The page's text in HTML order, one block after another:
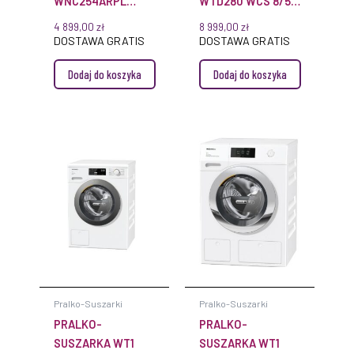
SERIE 8
4 899,00 zł
DOSTAWA GRATIS
Dodaj do koszyka
KG MIELE
8 999,00 zł
DOSTAWA GRATIS
Dodaj do koszyka
Pralko-Suszarki
PRALKO-
SUSZARKA WT1
Pralko-Suszarki
PRALKO-
SUSZARKA WT1